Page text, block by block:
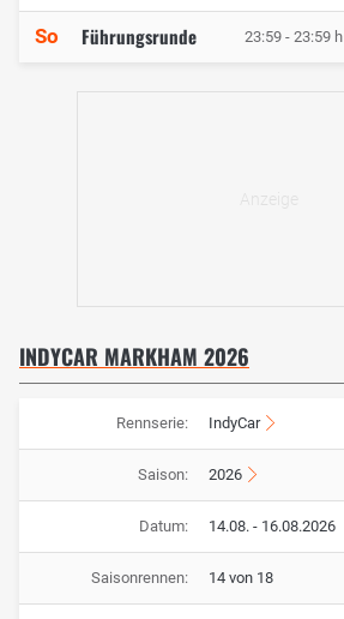
So Führungsrunde 23:59 - 23:59 h
INDYCAR MARKHAM 2026
Rennserie: IndyCar
Saison: 2026
Datum: 14.08. - 16.08.2026
Saisonrennen: 14 von 18